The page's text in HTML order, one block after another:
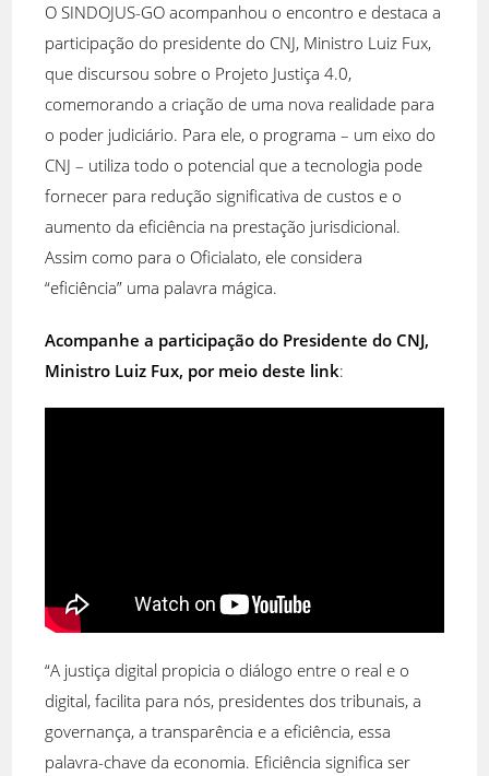
O SINDOJUS-GO acompanhou o encontro e destaca a
participação do presidente do CNJ, Ministro Luiz Fux,
que discursou sobre o Projeto Justiça 4.0,
comemorando a criação de uma nova realidade para
o poder judiciário. Para ele, o programa – um eixo do
CNJ – utiliza todo o potencial que a tecnologia pode
fornecer para redução significativa de custos e o
aumento da eficiência na prestação jurisdicional.
Assim como para o Oficialato, ele considera
“eficiência” uma palavra mágica.
Acompanhe a participação do Presidente do CNJ,
Ministro Luiz Fux, por meio deste link:
“A justiça digital propicia o diálogo entre o real e o
digital, facilita para nós, presidentes dos tribunais, a
governança, a transparência e a eficiência, essa
palavra-chave da economia. Eficiência significa ser